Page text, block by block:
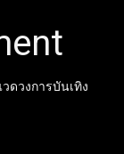
ดวงการบันเทิง